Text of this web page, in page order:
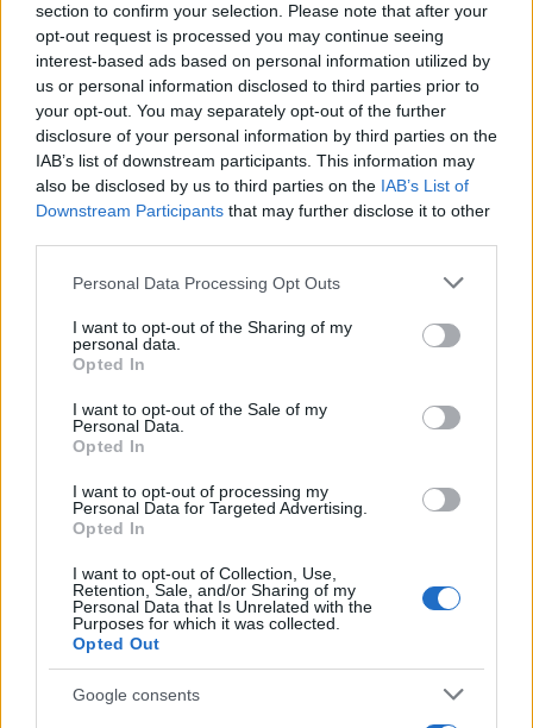
section to confirm your selection. Please note that after your
opt-out request is processed you may continue seeing
interest-based ads based on personal information utilized by
us or personal information disclosed to third parties prior to
your opt-out. You may separately opt-out of the further
disclosure of your personal information by third parties on the
IAB’s list of downstream participants. This information may
also be disclosed by us to third parties on the IAB’s List of
Downstream Participants that may further disclose it to other
Please note that this website/app uses one or more Google
not limited to your visit or usage behaviour. You may click to
grant or deny consent to Google and its third-party tags to
use your data for below specified purposes in below Google
consent section.
Personal Data Processing Opt Outs
I want to opt-out of the Sharing of my
personal data.
Opted In
I want to opt-out of the Sale of my
Personal Data.
Opted In
I want to opt-out of processing my
Personal Data for Targeted Advertising.
Opted In
I want to opt-out of Collection, Use,
Retention, Sale, and/or Sharing of my
Personal Data that Is Unrelated with the
Purposes for which it was collected.
Opted Out
Google consents
Continua a leggere
FITNESS